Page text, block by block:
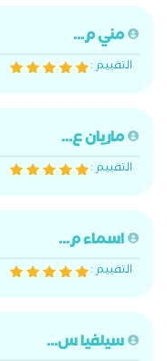
مني م...
التقييم :
ماريان ع...
التقييم :
اسماء م...
التقييم :
سيلفيا س...